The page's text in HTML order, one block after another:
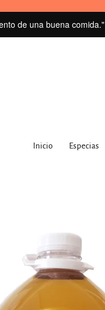
de una buena comida."
Inicio Especias